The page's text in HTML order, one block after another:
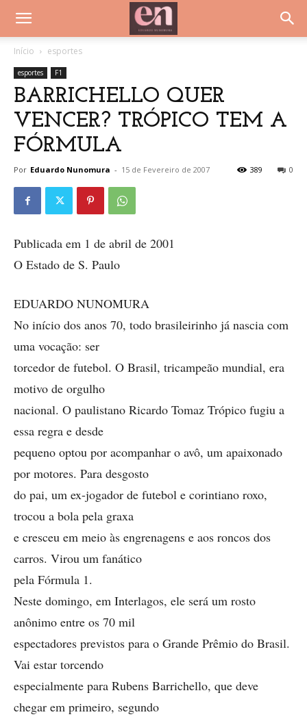
Início esportes
esportes F1
BARRICHELLO QUER
VENCER? TRÓPICO TEM A
FÓRMULA
Por Eduardo Nunomura - 15 de Fevereiro de 2007 0
389
Publicada em 1 de abril de 2001
O Estado de S. Paulo
EDUARDO NUNOMURA
No início dos anos 70, todo brasileirinho já nascia com
uma vocação: ser
torcedor de futebol. O Brasil, tricampeão mundial, era
motivo de orgulho
nacional. O paulistano Ricardo Tomaz Trópico fugiu a
essa regra e desde
pequeno optou por acompanhar o avô, um apaixonado
por motores. Para desgosto
do pai, um ex-jogador de futebol e corintiano roxo,
trocou a bola pela graxa
e cresceu em meio às engrenagens e aos roncos dos
carros. Virou um fanático
pela Fórmula 1.
Neste domingo, em Interlagos, ele será um rosto
anônimo entre os 70 mil
espectadores previstos para o Grande Prêmio do Brasil.
Vai estar torcendo
especialmente para Rubens Barrichello, que deve
chegar em primeiro, segundo